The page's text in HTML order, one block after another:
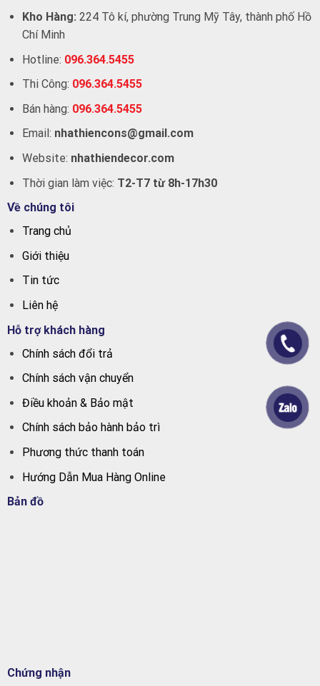
Kho Hàng: 224 Tô kí, phường Trung Mỹ Tây, thành phố Hồ
Chí Minh
Hotline: 096.364.5455
Thi Công: 096.364.5455
Bán hàng: 096.364.5455
Email: nhathiencons@gmail.com
Website: nhathiendecor.com
Thời gian làm việc: T2-T7 từ 8h-17h30
Về chúng tôi
Trang chủ
Giới thiệu
Tin tức
Liên hệ
Hỗ trợ khách hàng
Chính sách đổi trả
Chính sách vận chuyển
Điều khoản & Bảo mật
Chính sách bảo hành bảo trì
Phương thức thanh toán
Hướng Dẫn Mua Hàng Online
Bản đồ
Chứng nhận